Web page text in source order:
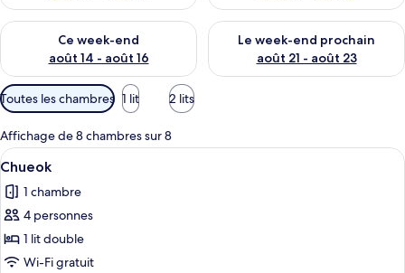
é
s
p
e
Ce week-end
août 14 - août 16
Vérifier la disponibilité pour ce week-end août 14 - août 16
Le week-end prochain
août 21 - août 23
Vérifier la disponibilité pour
Filtres
disponibles
pour
les
chambres
Toutes les chambres 1 lit 2 lits
Affichage de 8 chambres sur 8
Afficher
toutes
les
photos
pour
ce
Un salon moderne avec un plafond
6
Chueok
1 chambre
4 personnes
1 lit double
Wi-Fi gratuit